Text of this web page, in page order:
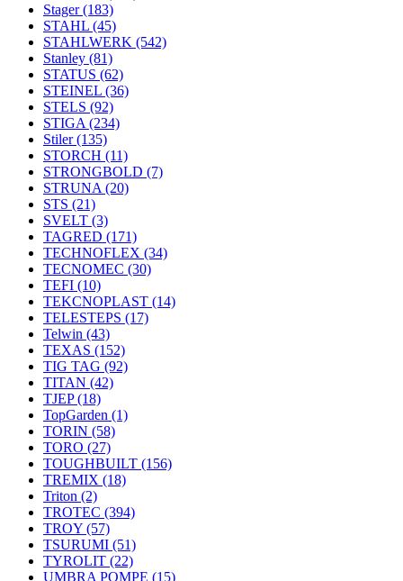
Stager(183)
STAHL (45)
STAHLWERK (542)
Stanley (81)
STATUS (62)
STEINEL (36)
STELS (92)
STIGA (234)
Stiler(135)
STORCH (11)
STRONGBOLD (7)
STRUNA (20)
STS (21)
SVELT (3)
TAGRED (171)
TECHNOFLEX (34)
TECNOMEC (30)
TEFI (10)
TEKCNOPLAST (14)
TELESTEPS (17)
Telwin (43)
TEXAS (152)
TIG TAG (92)
TITAN (42)
TJEP(18)
TopGarden (1)
TORIN (58)
TORO (27)
TOUGHBUILT (156)
TREMIX (18)
Triton (2)
TROTEC (394)
TROY (57)
TSURUMI (51)
TYROLIT (22)
UMBRA POMPE (15)